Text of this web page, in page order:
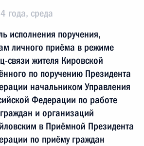
года, среда
исполнения поручения,
личного приёма в режиме
связи жителя Кировской
по поручению Президента
начальником Управления
Федерации по работе
и организаций
в Приёмной Президента
по приёму граждан